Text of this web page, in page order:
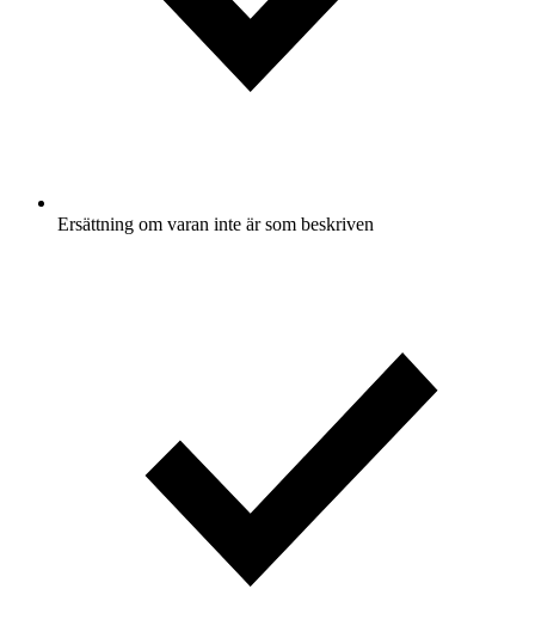
Ersättning om varan inte är som beskriven